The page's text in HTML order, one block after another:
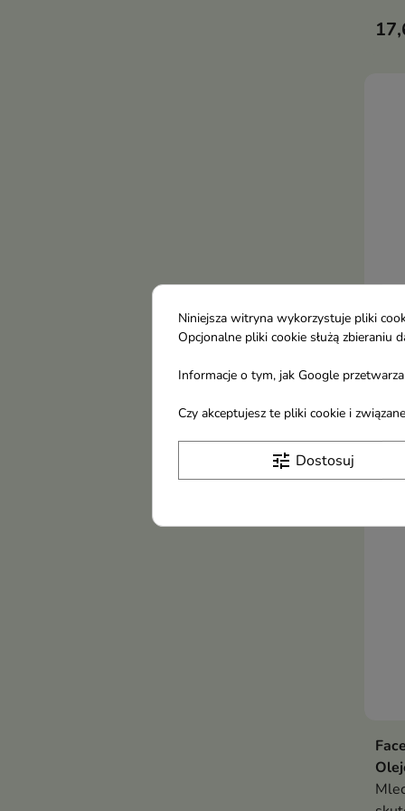
Niniejsza witryna wykorzystuje pliki
Opcjonalne pliki cookie służą
Informacje o tym, jak Google
Czy akceptujesz te pliki cookie i
tune Dostosuj